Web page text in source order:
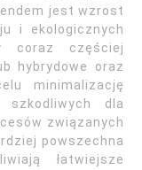
jest wzrost
i ekologicznych
coraz częściej
hybrydowe oraz
minimalizację
dla
związanych
powszechna
łatwiejsze